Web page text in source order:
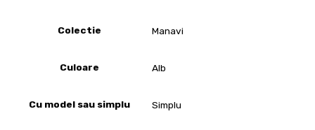
Colectie Manavi
Culoare Alb
Cu model sau simplu Simplu